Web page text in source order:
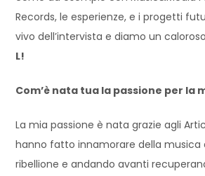
Records, le esperienze, e i progetti
vivo dell’intervista e diamo un caloroso
L!
Com’è nata tua la passione per la
La mia passione è nata grazie agli
hanno fatto innamorare della musica
ribellione e andando avanti